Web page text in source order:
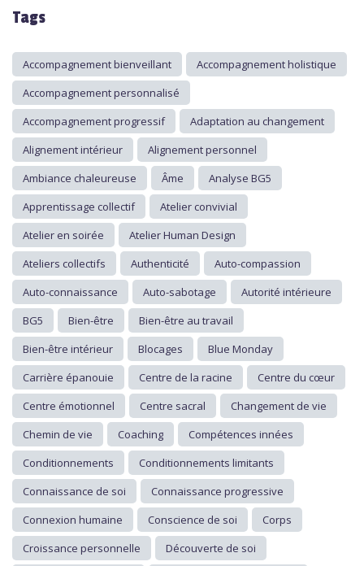
Tags
Accompagnement bienveillant
Accompagnement holistique
Accompagnement personnalisé
Accompagnement progressif
Adaptation au changement
Alignement intérieur
Alignement personnel
Ambiance chaleureuse
Âme
Analyse BG5
Apprentissage collectif
Atelier convivial
Atelier en soirée
Atelier Human Design
Ateliers collectifs
Authenticité
Auto-compassion
Auto-connaissance
Auto-sabotage
Autorité intérieure
BG5
Bien-être
Bien-être au travail
Bien-être intérieur
Blocages
Blue Monday
Carrière épanouie
Centre de la racine
Centre du cœur
Centre émotionnel
Centre sacral
Changement de vie
Chemin de vie
Coaching
Compétences innées
Conditionnements
Conditionnements limitants
Connaissance de soi
Connaissance progressive
Connexion humaine
Conscience de soi
Corps
Croissance personnelle
Découverte de soi